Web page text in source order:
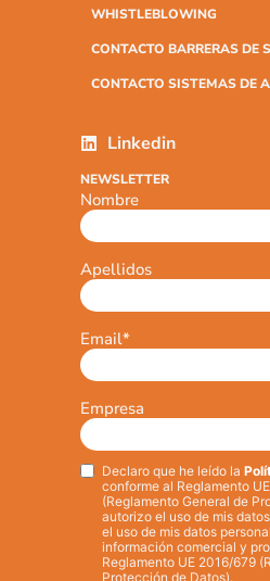
WHISTLEBLOWING
CONTACTO BARRERAS DE
CONTACTO SISTEMAS DE
Linkedin
NEWSLETTER
Nombre
Apellidos
Email*
Empresa
Privacy*
Declaro que he leído la
conforme al Reglamento
(Reglamento General de
autorizo el uso de mis datos
el uso de mis datos
información comercial y
Reglamento UE 2016/679
Protección de Datos).